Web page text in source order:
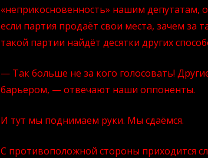
«неприкосновенность» нашим депутатам,
если партия продаёт свои места, зачем за
такой партии найдёт десятки других
— Так больше не за кого голосовать!
барьером, — отвечают наши оппоненты.
И тут мы поднимаем руки. Мы сдаёмся.
С противоположной стороны приходится